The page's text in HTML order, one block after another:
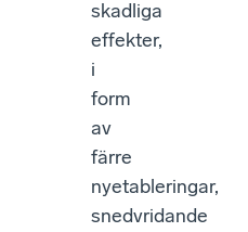
skadliga
effekter,
i
form
av
färre
nyetableringar,
snedvridande